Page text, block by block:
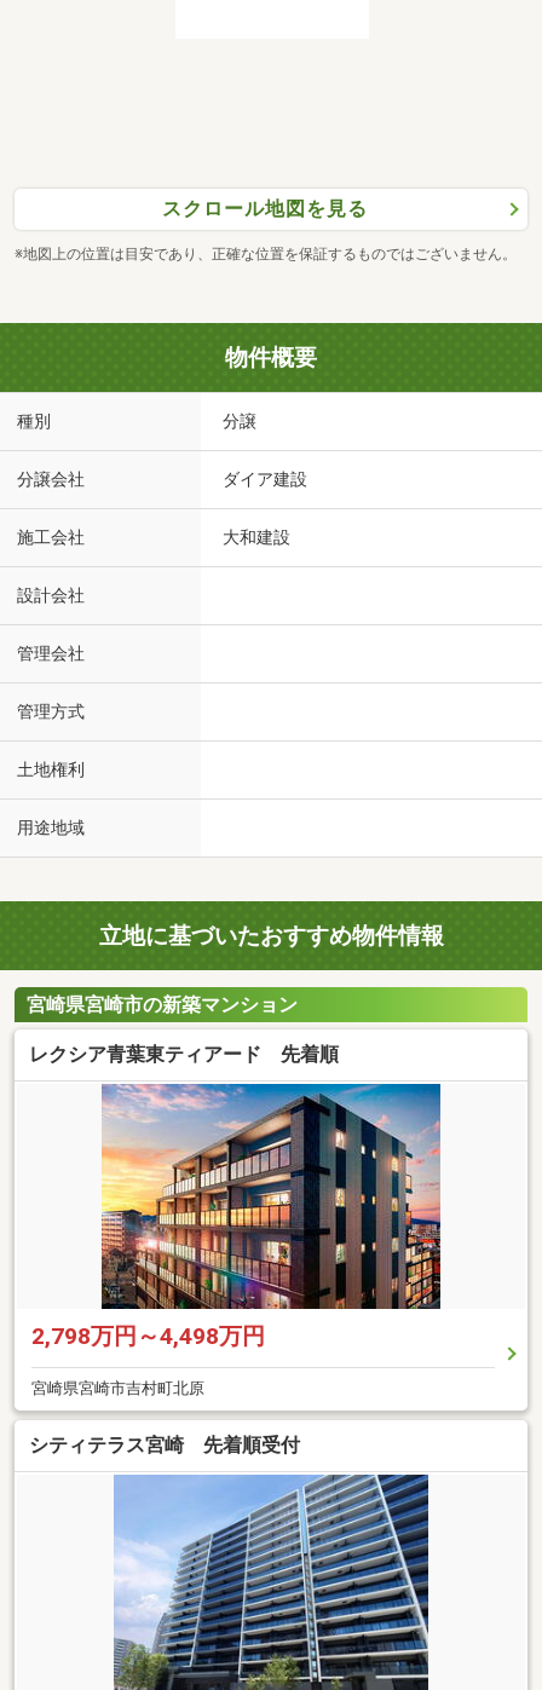
スクロール地図を見る
※地図上の位置は目安であり、正確な位置を保証するものではございません。
物件概要
種別 分譲
分譲会社 ダイア建設
施工会社 大和建設
設計会社
管理会社
管理方式
土地権利
用途地域
立地に基づいたおすすめ物件情報
宮崎県宮崎市の新築マンション
レクシア青葉東ティアード 先着順
2,798万円～4,498万円
宮崎県宮崎市吉村町北原
シティテラス宮崎 先着順受付